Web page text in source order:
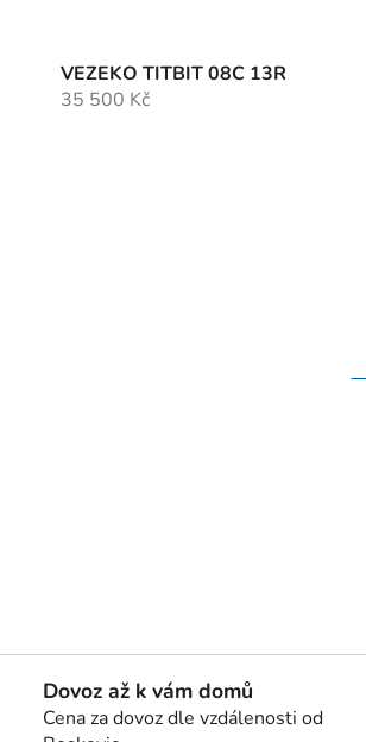
VEZEKO TITBIT 08C 13R
35 500 Kč
Dovoz až k vám domů
Cena za dovoz dle vzdálenosti od